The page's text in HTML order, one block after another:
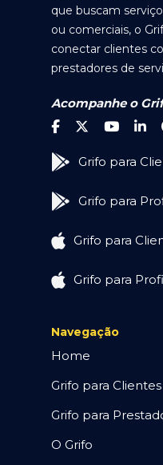
que buscam
ou comerciais, o
conectar clientes
prestadores de
Acompanhe o
Grifo para
Grifo para
Grifo para
Grifo para
Navegação
Home
Grifo para Clientes
Grifo para
O Grifo